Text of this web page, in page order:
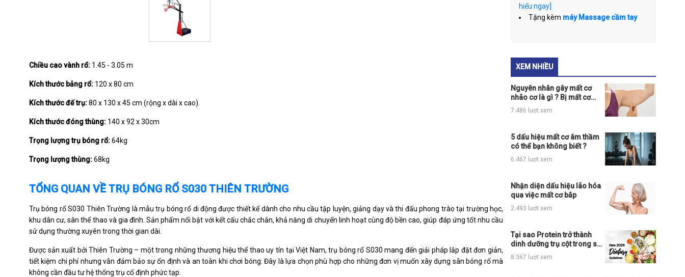
Chiều cao vành rổ: 1.45 - 3.05 m
Kích thước bảng rổ: 120 x 80 cm
Kích thước đế trụ:80 x 130 x 45 cm (rộng x dài x cao).
Kích thước đóng thùng: 140 x 92 x 30cm
Trọng lượng trụ bóng rổ:64kg
Trọng lượng thùng:68kg
TỔNG QUAN VỀ TRỤ BÓNG RỔ S030 THIÊN TRƯỜNG
Trụ bóng rổ S030 Thiên Trường là mẫu trụ bóng rổ di động được thiết kế dành cho nhu cầu tập luyện, giảng dạy và thi đấu phong trào tại trường học,
khu dân cư, sân thể thao và gia đình. Sản phẩm nổi bật với kết cấu chắc chắn, khả năng di chuyển linh hoạt cùng độ bền cao, giúp đáp ứng tốt nhu cầu
sử dụng thường xuyên trong thời gian dài.
Được sản xuất bởi Thiên Trường – một trong những thương hiệu thể thao uy tín tại Việt Nam, trụ bóng rổ S030 mang đến giải pháp lắp đặt đơn giản,
tiết kiệm chi phí nhưng vẫn đảm bảo sự ổn định và an toàn khi chơi bóng. Đây là lựa chọn phù hợp cho những đơn vị muốn xây dựng sân bóng rổ mà
không cần đầu tư hệ thống trụ cố định phức tạp.
hiểu ngay]
Tặng kèm máy Massage cầm tay
XEM NHIỀU
Nguyên nhân gây mất cơ
nhão cơ là gì ? Bị mất cơ
phải làm sao ?
7.486 lượt xem
5 dấu hiệu mất cơ âm thầm
có thể bạn không biết ?
6.467 lượt xem
Nhận diện dấu hiệu lão hóa
qua việc mất cơ bắp
2.493 lượt xem
Tại sao Protein trở thành
dinh dưỡng trụ cột trong sơ
đồ tháp dinh dưỡng của
Hoa Kỳ năm 2026?
8.367 lượt xem